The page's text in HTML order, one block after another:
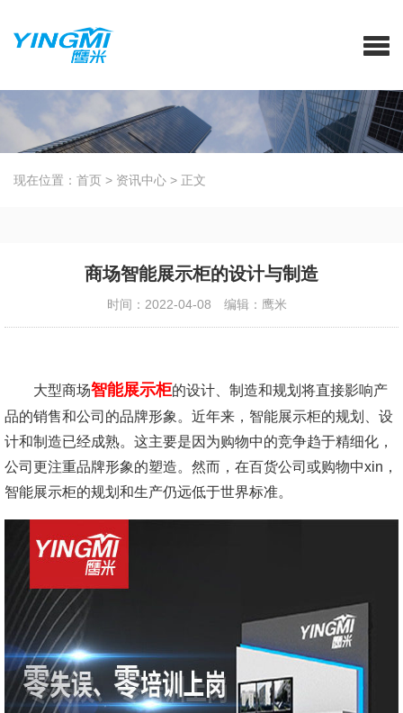
现在位置： 首页 > 资讯中心 > 正文
商场智能展示柜的设计与制造
时间：2022-04-08 编辑：鹰米
大型商场智能展示柜的设计、制造和规划将直接影响产
品的销售和公司的品牌形象。近年来，智能展示柜的规划、设
计和制造已经成熟。这主要是因为购物中的竞争趋于精细化，
公司更注重品牌形象的塑造。然而，在百货公司或购物中xin，
智能展示柜的规划和生产仍远低于世界标准。